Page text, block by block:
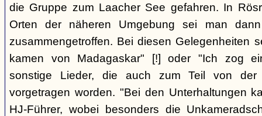
die Gruppe zum Laacher See gefahren. In
Orten der näheren Umgebung sei man
zusammengetroffen. Bei diesen Gelegenheiten
kamen von Madagaskar" [!] oder "Ich zog
sonstige Lieder, die auch zum Teil von der
vorgetragen worden. "Bei den Unterhaltungen
HJ-Führer, wobei besonders die